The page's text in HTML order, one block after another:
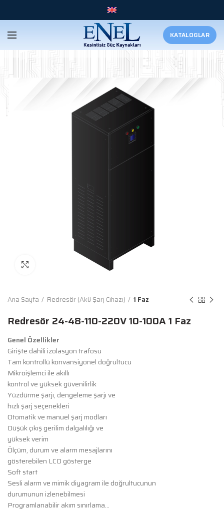
KATALOGLAR
Büyütmek İçin Tıkla
Ana Sayfa Redresör (Akü Şarj Cihazı) 1 Faz
Redresör 24-48-110-220V 10-100A 1 Faz
Genel Özellikler
Girişte dahili izolasyon trafosu
Tam kontrollü konvansiyonel doğrultucu
Mikroişlemci ile akıllı
kontrol ve yüksek güvenilirlik
Yüzdürme şarjı, dengeleme şarjı ve
hızlı şarj seçenekleri
Otomatik ve manuel şarj modları
Düşük çıkış gerilim dalgalılığı ve
yüksek verim
Ölçüm, durum ve alarm mesajlarını
gösterebilen LCD gösterge
Soft start
Sesli alarm ve mimik diyagram ile doğrultucunun
durumunun izlenebilmesi
Programlanabilir akım sınırlama…